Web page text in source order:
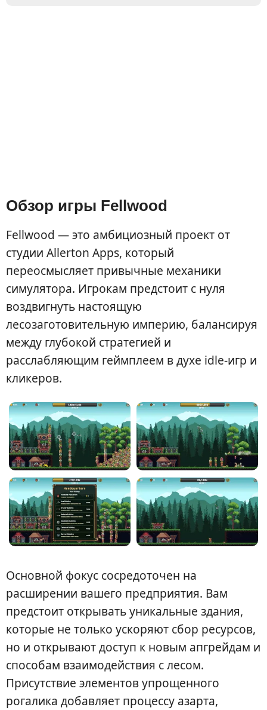
Обзор игры Fellwood
Fellwood — это амбициозный проект от
студии Allerton Apps, который
переосмысляет привычные механики
симулятора. Игрокам предстоит с нуля
воздвигнуть настоящую
лесозаготовительную империю, балансируя
между глубокой стратегией и
расслабляющим геймплеем в духе idle-игр и
кликеров.
Основной фокус сосредоточен на
расширении вашего предприятия. Вам
предстоит открывать уникальные здания,
которые не только ускоряют сбор ресурсов,
но и открывают доступ к новым апгрейдам и
способам взаимодействия с лесом.
Присутствие элементов упрощенного
рогалика добавляет процессу азарта,